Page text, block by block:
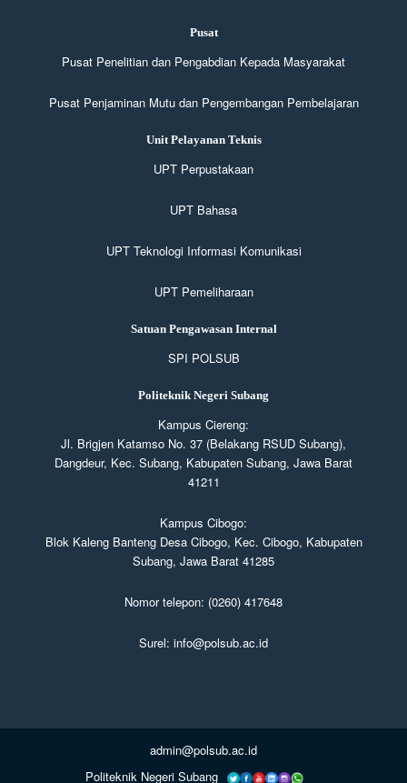
Pusat
Pusat Penelitian dan Pengabdian Kepada Masyarakat
Pusat Penjaminan Mutu dan Pengembangan Pembelajaran
Unit Pelayanan Teknis
UPT Perpustakaan
UPT Bahasa
UPT Teknologi Informasi Komunikasi
UPT Pemeliharaan
Satuan Pengawasan Internal
SPI POLSUB
Politeknik Negeri Subang
Kampus Ciereng:
Jl. Brigjen Katamso No. 37 (Belakang RSUD Subang),
Dangdeur, Kec. Subang, Kabupaten Subang, Jawa Barat
41211
Kampus Cibogo:
Blok Kaleng Banteng Desa Cibogo, Kec. Cibogo, Kabupaten
Subang, Jawa Barat 41285
Nomor telepon: (0260) 417648
Surel: info@polsub.ac.id
admin@polsub.ac.id
Politeknik Negeri Subang